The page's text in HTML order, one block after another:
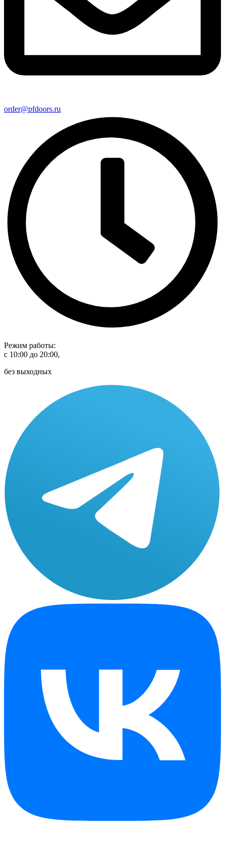
order@pfdoors.ru
Режим работы:
с 10:00 до 20:00,
без выходных